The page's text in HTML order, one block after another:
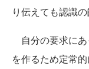
り伝えても認識
自分の要求にあ
を作るため定常